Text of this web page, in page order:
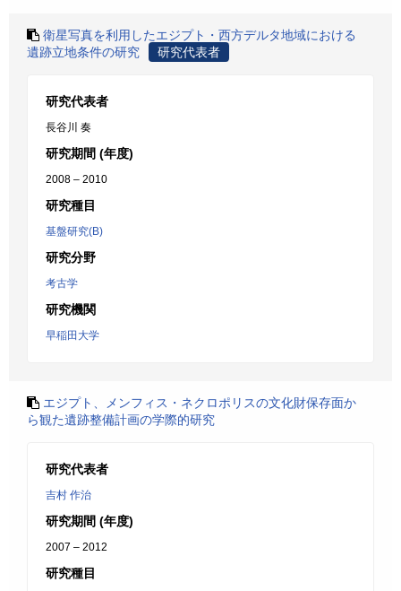
衛星写真を利用したエジプト・西方デルタ地域における
遺跡立地条件の研究
研究代表者
研究代表者
長谷川 奏
研究期間 (年度)
2008 – 2010
研究種目
基盤研究(B)
研究分野
考古学
研究機関
早稲田大学
エジプト、メンフィス・ネクロポリスの文化財保存面か
ら観た遺跡整備計画の学際的研究
研究代表者
吉村 作治
研究期間 (年度)
2007 – 2012
研究種目